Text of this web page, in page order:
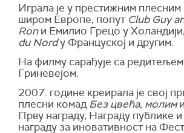
Играла је у престижним плесним
широм Европе, попут Club Guy
Ronи Емилио Грецо у
du Nordу Француској и другим.
На филму сарађује са
Гриневејом.
2007. године креирала је свој
плесни комадБез цвећа, молим
Прву награду, Награду публике
награду за иновативност на